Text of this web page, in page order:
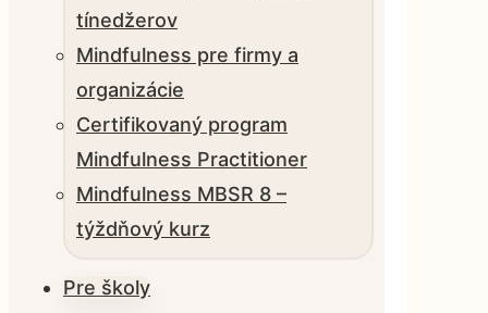
tínedžerov
Mindfulness pre firmy a
organizácie
Certifikovaný program
Mindfulness Practitioner
Mindfulness MBSR 8 –
týždňový kurz
Pre školy